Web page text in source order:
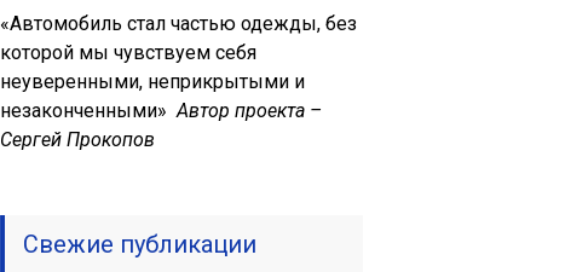
«Автомобиль стал частью одежды, без
которой мы чувствуем себя
неуверенными, неприкрытыми и
незаконченными»Автор проекта –
Сергей Прокопов
Свежие публикации